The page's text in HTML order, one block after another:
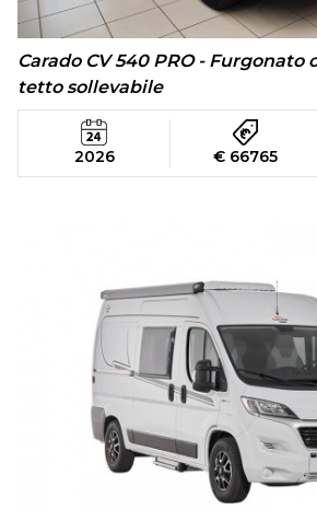
Carado CV 540 PRO - Furgonato
tetto sollevabile
2026 € 66765